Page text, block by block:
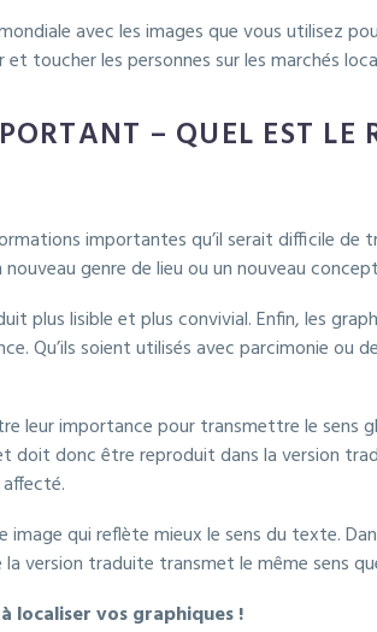
avec les images que vous utilisez
toucher les personnes sur les marchés
– QUEL EST LE
importantes qu’il serait difficile de
genre de lieu ou un nouveau
plus lisible et plus convivial. Enfin, les
Qu’ils soient utilisés avec parcimonie ou
leur importance pour transmettre le sens
donc être reproduit dans la version
qui reflète mieux le sens du texte.
version traduite transmet le même sens
localiser vos graphiques !